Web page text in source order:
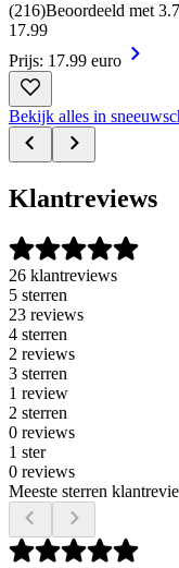
(216)Beoordeeld met
17.99
Prijs: 17.99 euro
Bekijk alles in
Klantreviews
26 klantreviews
5 sterren
23 reviews
4 sterren
2 reviews
3 sterren
1 review
2 sterren
0 reviews
1 ster
0 reviews
Meeste sterren